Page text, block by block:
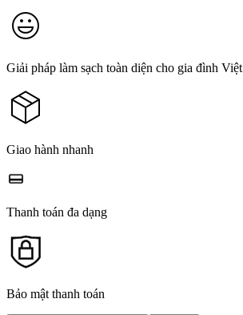
Giải pháp làm sạch toàn diện cho gia đình Việt
Giao hành nhanh
Thanh toán đa dạng
Bảo mật thanh toán